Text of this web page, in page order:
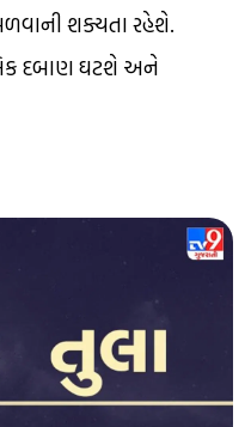
મળવાની શક્યતા રહેશે.
દબાણ ઘટશે અને